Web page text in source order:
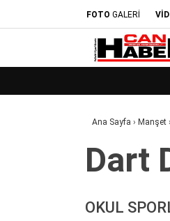
FOTO GALERİ
Ana Sayfa › Manşet ›
Dart
OKUL